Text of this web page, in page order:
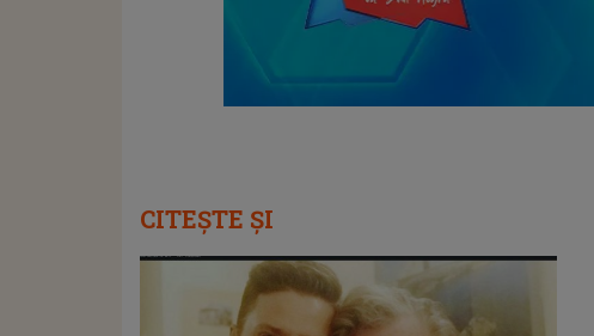
CITEȘTE ȘI